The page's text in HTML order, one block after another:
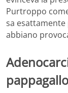
Purtroppo
sa
abbiano